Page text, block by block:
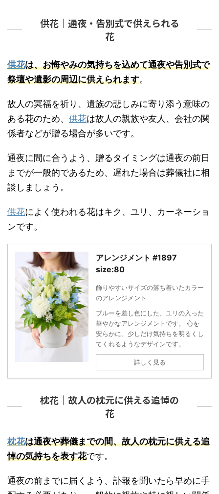
供花｜通夜・告別式で供えられる
花
供花は、お悔やみの気持ちを込めて通夜や告別式で
祭壇や遺影の周辺に供えられます。
故人の冥福を祈り、遺族の悲しみに寄り添う意味の
ある花のため、 供花は故人の親族や友人、会社の関
係者などが贈る場合が多いです。
通夜に間に合うよう、贈るタイミングは通夜の前日
までが一般的であるため、遅れた場合は葬儀社に相
談しましょう。
供花によく使われる花はキク、ユリ、カーネーショ
ンです。
アレンジメント #1897
size:80
飾りやすいサイズの落ち着いたカラー
のアレンジメント
ブルーを差し色にした、ユリの入った
華やかなアレンジメントです。 心を
安らかに、少しだけ気持ちを明るくし
てくれるようなデザインです。
詳しく見る
枕花｜故人の枕元に供える追悼の
花
枕花は通夜や葬儀までの間、故人の枕元に供える追
悼の気持ちを表す花です。
通夜の前までに届くよう、訃報を聞いたら早めに手